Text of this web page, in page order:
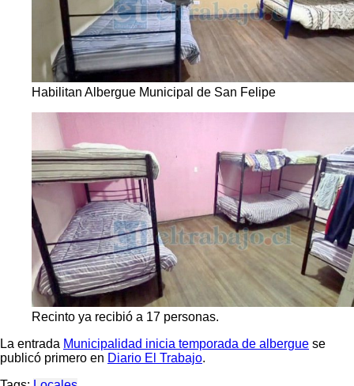
Habilitan Albergue Municipal de San Felipe
Recinto ya recibió a 17 personas.
La entrada Municipalidad inicia temporada de albergue se
publicó primero en Diario El Trabajo.